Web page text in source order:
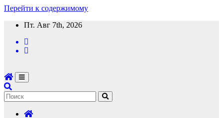
Перейти к содержимому
Пт. Авг 7th, 2026